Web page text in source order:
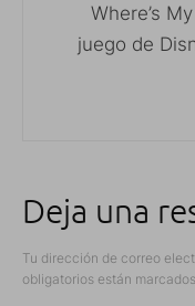
Where’s
juego de
Deja una
Tu dirección de correo
obligatorios están